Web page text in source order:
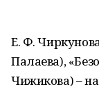
Е. Ф.
Палаева),
Чижикова) –